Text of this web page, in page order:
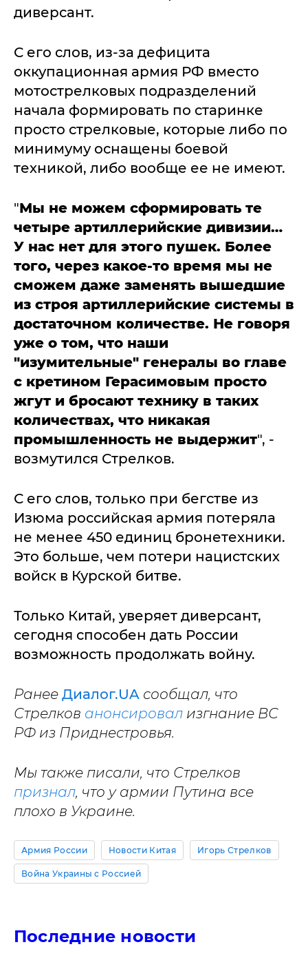
диверсант.
С его слов, из-за дефицита
оккупационная армия РФ вместо
мотострелковых подразделений
начала формировать по старинке
просто стрелковые, которые либо по
минимуму оснащены боевой
техникой, либо вообще ее не имеют.
"Мы не можем сформировать те
четыре артиллерийские дивизии…
У нас нет для этого пушек. Более
того, через какое-то время мы не
сможем даже заменять вышедшие
из строя артиллерийские системы в
достаточном количестве. Не говоря
уже о том, что наши
"изумительные" генералы во главе
с кретином Герасимовым просто
жгут и бросают технику в таких
количествах, что никакая
промышленность не выдержит", -
возмутился Стрелков.
С его слов, только при бегстве из
Изюма российская армия потеряла
не менее 450 единиц бронетехники.
Это больше, чем потери нацистских
войск в Курской битве.
Только Китай, уверяет диверсант,
сегодня способен дать России
возможность продолжать войну.
Ранее Диалог.UA сообщал, что
Стрелков анонсировал изгнание ВС
РФ из Приднестровья.
Мы также писали, что Стрелков
признал, что у армии Путина все
плохо в Украине.
Армия России Новости Китая Игорь Стрелков
Война Украины с Россией
Последние новости